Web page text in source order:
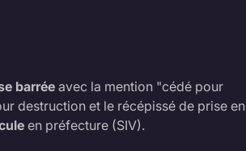
barrée avec la mention "cédé pour
destruction et le récépissé de prise en
en préfecture (SIV).